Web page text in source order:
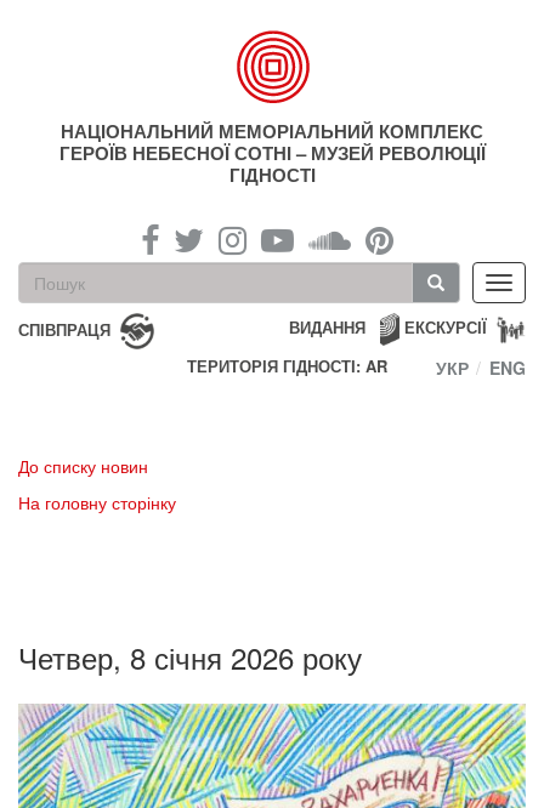
НАЦІОНАЛЬНИЙ МЕМОРІАЛЬНИЙ КОМПЛЕКС
ГЕРОЇВ НЕБЕСНОЇ СОТНІ – МУЗЕЙ РЕВОЛЮЦІЇ
ГІДНОСТІ
Пошукова
форма
Пошук
СПІВПРАЦЯ ЕКСКУРСІЇ
ВИДАННЯ
ТЕРИТОРІЯ ГІДНОСТІ: AR
УКР ENG
До списку новин
На головну сторінку
Четвер, 8 січня 2026 року